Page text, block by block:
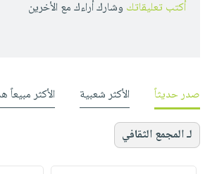
أكتب تعليقاتك وشارك أراءك مع الأخرين
صدر حديثاً الأكثر شعبية الأكثر مبيعاً
لـ المجمع الثقافي